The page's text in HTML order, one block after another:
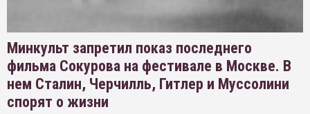
Минкульт запретил показ последнего
фильма Сокурова на фестивале в Москве. В
нем Сталин, Черчилль, Гитлер и Муссолини
спорят о жизни